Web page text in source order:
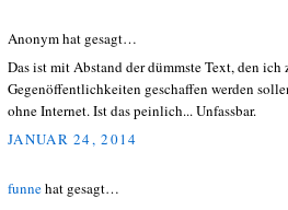
Anonym hat gesagt…
Das ist mit Abstand der dümmste Text, den ich
Gegenöffentlichkeiten geschaffen werden
ohne Internet. Ist das peinlich... Unfassbar.
JANUAR 24, 2014
funnehat gesagt…